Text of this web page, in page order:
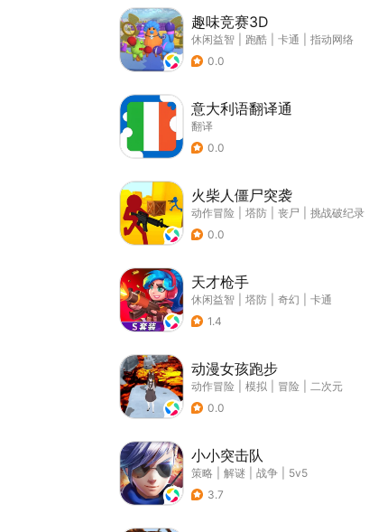
趣味竞赛3D
休闲益智 跑酷 卡通
指动网络
0.0
意大利语翻译通
翻译
0.0
火柴人僵尸突袭
动作冒险 塔防 丧尸
挑战破纪录
0.0
天才枪手
休闲益智 塔防 奇幻
卡通
1.4
动漫女孩跑步
动作冒险 模拟 冒险
二次元
0.0
小小突击队
策略 解谜 战争
5v5
3.7